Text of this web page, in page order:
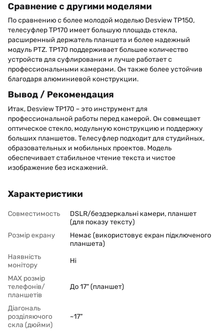
Сравнение с другими моделями
По сравнению с более молодой моделью Desview TP150,
телесуфлер TP170 имеет большую площадь стекла,
расширенный держатель планшета и более надежный
модуль PTZ. TP170 поддерживает большее количество
устройств для суфлирования и лучше работает с
профессиональными камерами. Он также более устойчив
благодаря алюминиевой конструкции.
Вывод / Рекомендация
Итак, Desview TP170 – это инструмент для
профессиональной работы перед камерой. Он совмещает
оптическое стекло, модульную конструкцию и поддержку
больших планшетов. Телесуфлер подходит для студийных,
образовательных и мобильных проектов. Модель
обеспечивает стабильное чтение текста и чистое
изображение без искажений.
Характеристики
Совместимость
DSLR/бездзеркальні камери, планшет
(для показу тексту)
Розмір екрану
Немає (використовує екран підключеного
планшета)
Наявність
монітору
Ні
MAX розмір
телефонів/
планшетів
До 17" (планшет)
Діагональ
розділяючого
скла (дюйми)
~17"